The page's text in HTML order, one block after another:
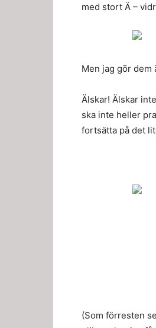
med stort Ä –
Men jag gör dem
Älskar! Älskar
ska inte heller
fortsätta på det
(Som förresten